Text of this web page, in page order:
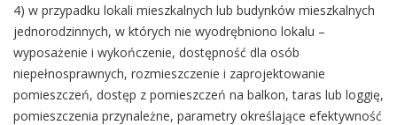
4) w przypadku lokali mieszkalnych lub budynków mieszkalnych
jednorodzinnych, w których nie wyodrębniono lokalu –
wyposażenie i wykończenie, dostępność dla osób
niepełnosprawnych, rozmieszczenie i zaprojektowanie
pomieszczeń, dostęp z pomieszczeń na balkon, taras lub loggię,
pomieszczenia przynależne, parametry określające efektywność